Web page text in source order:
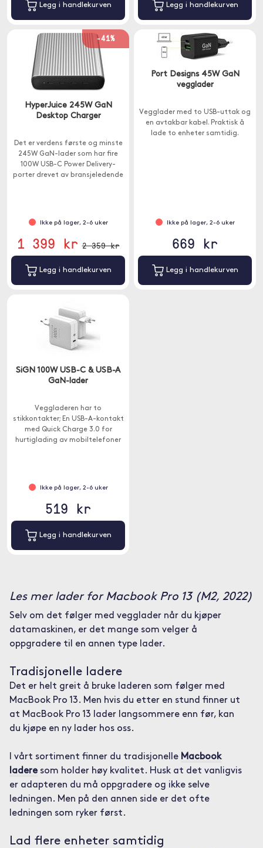
Legg i handlekurven Legg i handlekurven
-41%
HyperJuice 245W GaN
Desktop Charger
Det er verdens første og minste
245W GaN-lader som har fire
100W USB-C Power Delivery-
porter drevet av bransjeledende
Ikke på lager, 2-6 uker
1 399 kr 2 359 kr
Legg i handlekurven
Port Designs 45W GaN
vegglader
Vegglader med to USB-uttak og
en avtakbar kabel. Praktisk å
lade to enheter samtidig.
Ikke på lager, 2-6 uker
669 kr
Legg i handlekurven
SiGN 100W USB-C & USB-A
GaN-lader
Veggladeren har to
stikkontakter; En USB-A-kontakt
med Quick Charge 3.0 for
hurtiglading av mobiltelefoner
Ikke på lager, 2-6 uker
519 kr
Legg i handlekurven
Les mer lader for Macbook Pro 13 (M2, 2022)
Selv om det følger med vegglader når du kjøper
datamaskinen, er det mange som velger å
oppgradere til en annen type lader.
Tradisjonelle ladere
Det er helt greit å bruke laderen som følger med
MacBook Pro 13. Men hvis du etter en stund finner ut
at MacBook Pro 13 lader langsommere enn før, kan
du kjøpe en ny lader hos oss.
I vårt sortiment finner du tradisjonelle Macbook
laderesom holder høy kvalitet. Husk at det vanligvis
er adapteren du må oppgradere og ikke selve
ledningen. Men på den annen side er det ofte
ledningen som ryker først.
Lad flere enheter samtidig